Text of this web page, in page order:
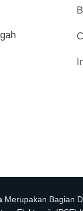
Merupakan Bagian